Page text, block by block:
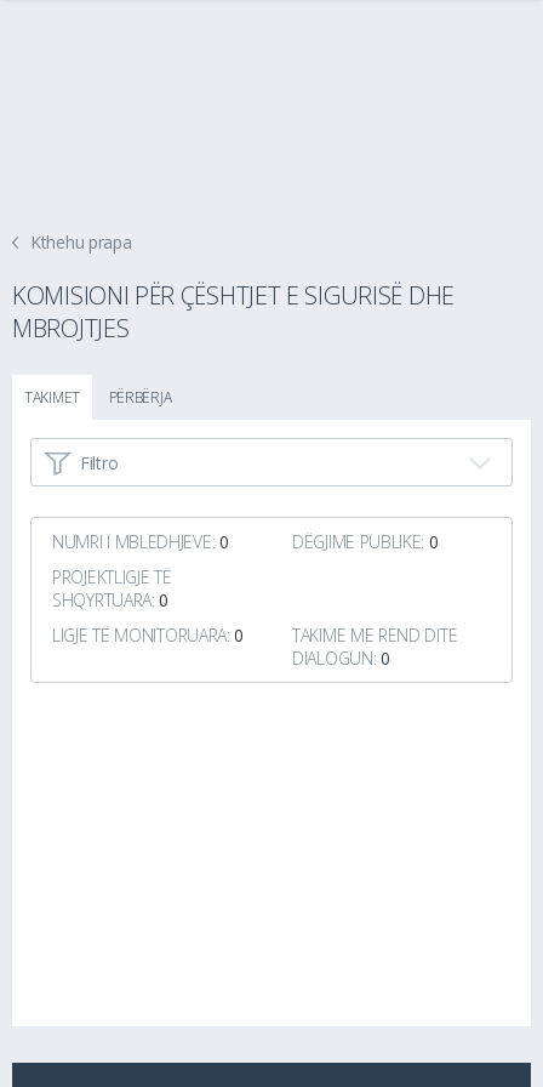
Kthehu prapa
KOMISIONI PËR ÇËSHTJET E SIGURISË DHE
MBROJTJES
TAKIMET PËRBËRJA
Filtro
NUMRI I MBLEDHJEVE: 0 DËGJIME PUBLIKE: 0
PROJEKTLIGJE TË
SHQYRTUARA:0
LIGJE TË MONITORUARA:0
TAKIME ME REND DITE
DIALOGUN: 0